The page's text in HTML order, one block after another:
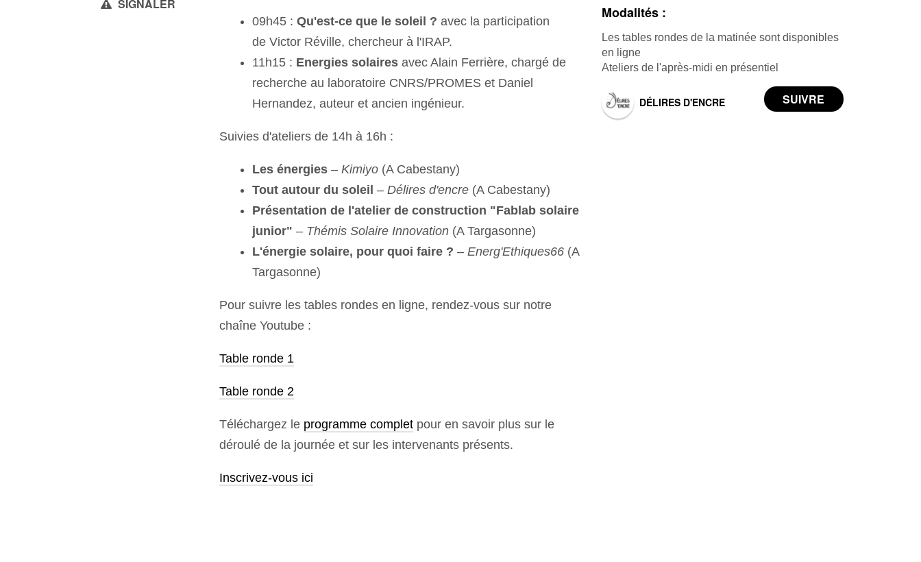
09h45 : Qu'est-ce que le soleil ? avec la participation
de Victor Réville, chercheur à l'IRAP.
11h15 : Energies solairesavec Alain Ferrière, chargé de
recherche au laboratoire CNRS/PROMES et Daniel
Hernandez, auteur et ancien ingénieur.
Suivies d'ateliers de 14h à 16h :
Les énergies – Kimiyo(A Cabestany)
Tout autour du soleil – Délires d'encre(A Cabestany)
Présentation de l'atelier de construction "Fablab solaire
junior" – Thémis Solaire Innovation(A Targasonne)
L'énergie solaire, pour quoi faire ? – Energ'Ethiques66(A
Targasonne)
Pour suivre les tables rondes en ligne, rendez-vous sur notre
chaîne Youtube :
Table ronde 1
Table ronde 2
Téléchargez le programme completpour en savoir plus sur le
déroulé de la journée et sur les intervenants présents.
Inscrivez-vous ici
Modalités :
Les tables rondes de la matinée sont disponibles
en ligne
Ateliers de l'après-midi en présentiel
DÉLIRES D'ENCRE
SIGNALER